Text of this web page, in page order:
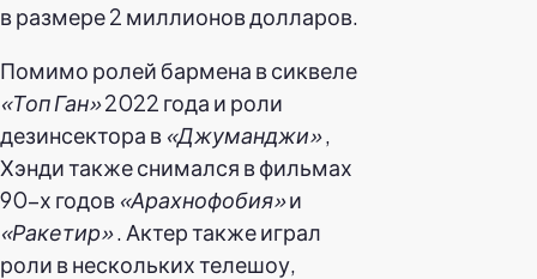
в размере 2 миллионов долларов.
Помимо ролей бармена в сиквеле
«Топ Ган»2022 года и роли
дезинсектора в «Джуманджи»,
Хэнди также снимался в фильмах
90-х годов «Арахнофобия»и
«Ракетир». Актер также играл
роли в нескольких телешоу,